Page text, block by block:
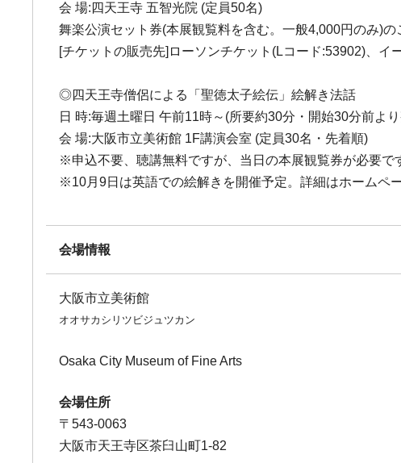
会 場:四天王寺 五智光院 (定員50名)
舞楽公演セット券(本展観覧料を含む。一般4,000円のみ)の
[チケットの販売先]ローソンチケット(Lコード:53902)、
◎四天王寺僧侶による「聖徳太子絵伝」絵解き法話
日 時:毎週土曜日 午前11時～(所要約30分・開始30分前よ
会 場:大阪市立美術館 1F講演会室 (定員30名・先着順)
※申込不要、聴講無料ですが、当日の本展観覧券が必要で
※10月9日は英語での絵解きを開催予定。詳細はホームペ
会場情報
大阪市立美術館
オオサカシリツビジュツカン
Osaka City Museum of Fine Arts
会場住所
〒543-0063
大阪市天王寺区茶臼山町1-82